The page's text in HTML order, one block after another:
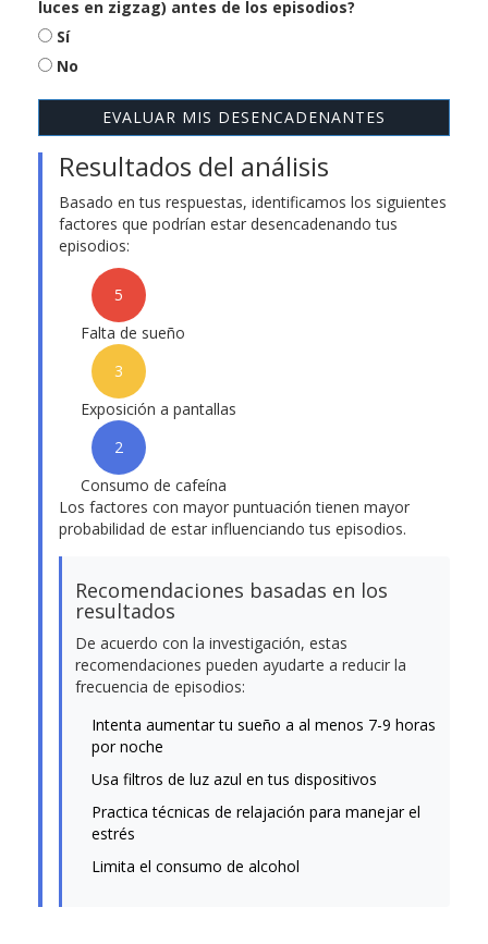
luces en zigzag) antes de los episodios?
Sí
No
EVALUAR MIS DESENCADENANTES
Resultados del análisis
Basado en tus respuestas, identificamos los siguientes
factores que podrían estar desencadenando tus
episodios:
5
Falta de sueño
3
Exposición a pantallas
2
Consumo de cafeína
Los factores con mayor puntuación tienen mayor
probabilidad de estar influenciando tus episodios.
Recomendaciones basadas en los
resultados
De acuerdo con la investigación, estas
recomendaciones pueden ayudarte a reducir la
frecuencia de episodios:
Intenta aumentar tu sueño a al menos 7-9 horas
por noche
Usa filtros de luz azul en tus dispositivos
Practica técnicas de relajación para manejar el
estrés
Limita el consumo de alcohol